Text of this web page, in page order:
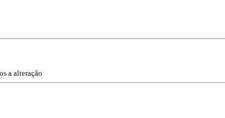
a alteração